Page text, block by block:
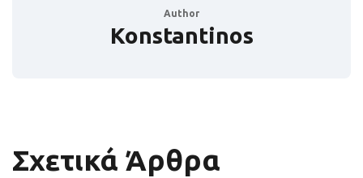
Author
Konstantinos
Σχετικά Άρθρα